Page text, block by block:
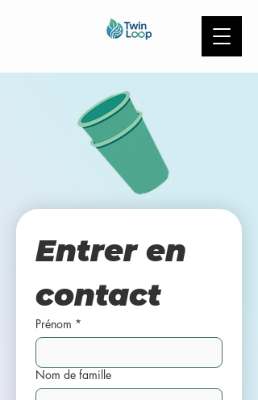
Entrer en
contact
Prénom *
Nom de famille